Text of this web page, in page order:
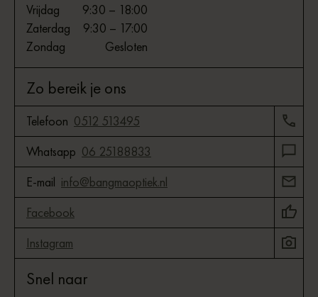
Vrijdag
9:30 – 18:00
Zaterdag
9:30 – 17:00
Zondag
Gesloten
Zo bereik je ons
Telefoon 0512 513495
Whatsapp 06 25188833
E-mail info@bangmaoptiek.nl
Facebook
Instagram
Snel naar